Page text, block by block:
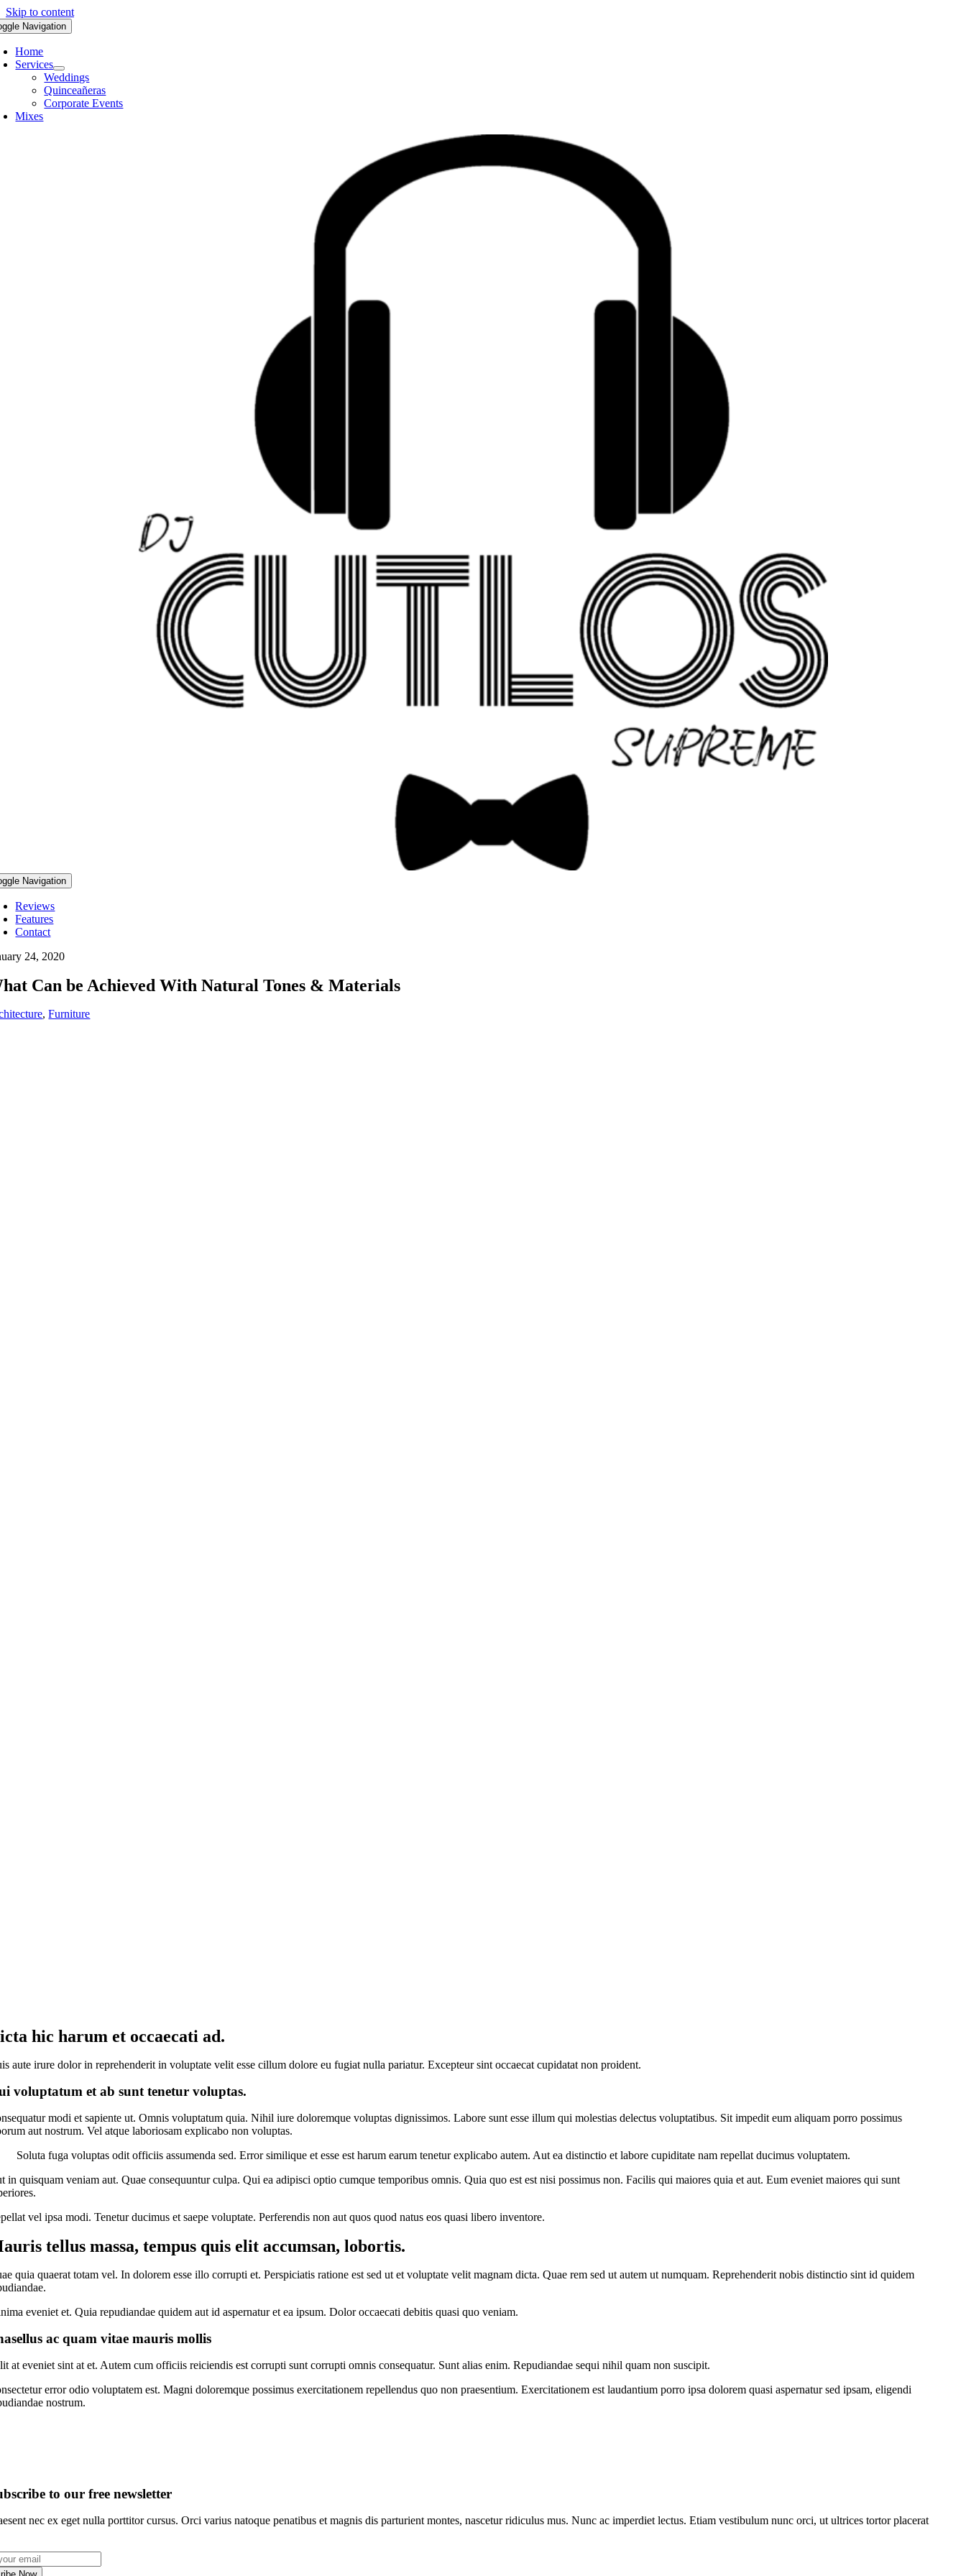
Skip to content
Navigation
Home
Services
Weddings
Quinceañeras
Corporate Events
Mixes
Navigation
Reviews
Features
Contact
24, 2020
Can be Achieved With Natural Tones & Materials
,Furniture
hic harum et occaecati ad.
aute irure dolor in reprehenderit in voluptate velit esse cillum dolore eu fugiat nulla pariatur. Excepteur sint occaecat cupidatat non proident.
voluptatum et ab sunt tenetur voluptas.
modi et sapiente ut. Omnis voluptatum quia. Nihil iure doloremque voluptas dignissimos. Labore sunt esse illum qui molestias delectus voluptatibus. Sit impedit eum aliquam porro possimus
aut nostrum. Vel atque laboriosam explicabo non voluptas.
Soluta fuga voluptas odit officiis assumenda sed. Error similique et esse est harum earum tenetur explicabo autem. Aut ea distinctio et labore cupiditate nam repellat ducimus voluptatem.
in quisquam veniam aut. Quae consequuntur culpa. Qui ea adipisci optio cumque temporibus omnis. Quia quo est est nisi possimus non. Facilis qui maiores quia et aut. Eum eveniet maiores qui sunt
vel ipsa modi. Tenetur ducimus et saepe voluptate. Perferendis non aut quos quod natus eos quasi libero inventore.
tellus massa, tempus quis elit accumsan, lobortis.
quia quaerat totam vel. In dolorem esse illo corrupti et. Perspiciatis ratione est sed ut et voluptate velit magnam dicta. Quae rem sed ut autem ut numquam. Reprehenderit nobis distinctio sint id quidem
eveniet et. Quia repudiandae quidem aut id aspernatur et ea ipsum. Dolor occaecati debitis quasi quo veniam.
ac quam vitae mauris mollis
at eveniet sint at et. Autem cum officiis reiciendis est corrupti sunt corrupti omnis consequatur. Sunt alias enim. Repudiandae sequi nihil quam non suscipit.
error odio voluptatem est. Magni doloremque possimus exercitationem repellendus quo non praesentium. Exercitationem est laudantium porro ipsa dolorem quasi aspernatur sed ipsam, eligendi
nostrum.
to our free newsletter
nec ex eget nulla porttitor cursus. Orci varius natoque penatibus et magnis dis parturient montes, nascetur ridiculus mus. Nunc ac imperdiet lectus. Etiam vestibulum nunc orci, ut ultrices tortor placerat